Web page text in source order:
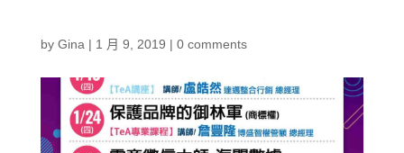
by Gina | 1 月 9, 2019 | 0 comments